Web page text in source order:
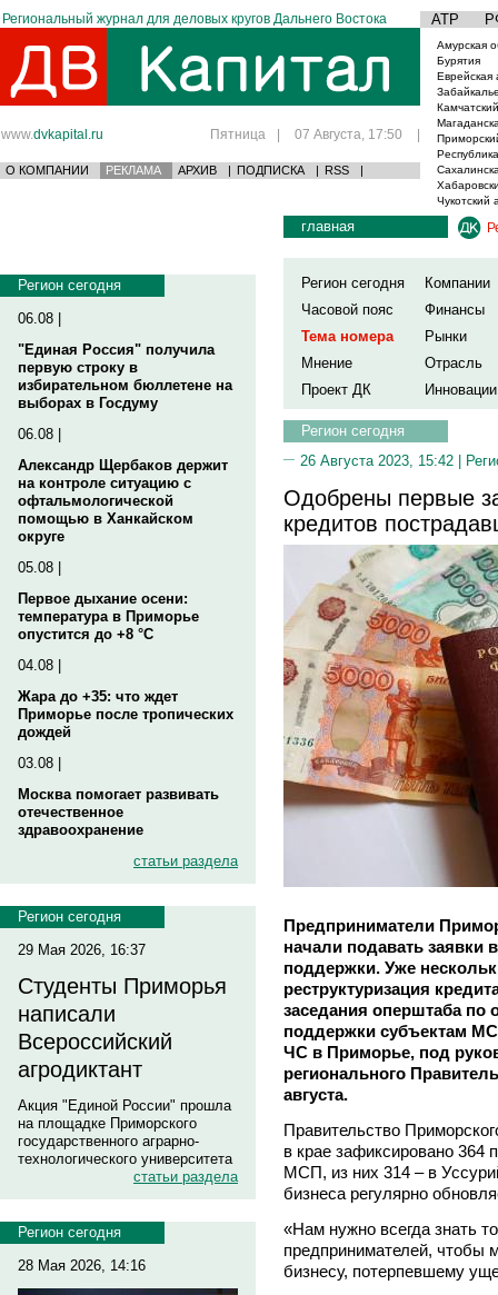
Региональный журнал для деловых кругов Дальнего Востока АТР
www.dvkapital.ru Пятница | 07 Августа, 17:50 |
О КОМПАНИИ РЕКЛАМА АРХИВ | ПОДПИСКА | RSS |
Амурская
Бурятия
Еврейская
Чукотский
Регион сегодня
06.08 |
"Единая Россия" получила
первую строку в
избирательном бюллетене на
выборах в Госдуму
06.08 |
Александр Щербаков держит
на контроле ситуацию с
офтальмологической
помощью в Ханкайском
округе
05.08 |
Первое дыхание осени:
температура в Приморье
опустится до +8 °C
04.08 |
Жара до +35: что ждет
Приморье после тропических
дождей
03.08 |
Москва помогает развивать
отечественное
здравоохранение
статьи раздела
Регион сегодня
29 Мая 2026, 16:37
Студенты Приморья
написали
Всероссийский
агродиктант
Акция "Единой России" прошла
на площадке Приморского
государственного аграрно-
технологического университета
статьи раздела
Регион сегодня
28 Мая 2026, 14:16
главная
Регион сегодня
Компании
Часовой пояс
Финансы
Тема номера
Рынки
Мнение
Отрасль
Проект ДК
Инновации
Регион сегодня
26 Августа 2023, 15:42 |
Одобрены первые
кредитов
Предприниматели
начали подавать заявки
поддержки. Уже
реструктуризация
заседания оперштаба по
поддержки субъектам
ЧС в Приморье, под
регионального
августа.
Правительство
в крае зафиксировано 364
МСП, из них 314 – в
бизнеса регулярно
«Нам нужно всегда знать
предпринимателей, чтобы
бизнесу, потерпевшему